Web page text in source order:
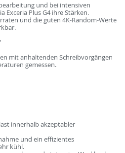
und bei intensiven
Exceria Plus G4 ihre Stärken.
und die guten 4K-Random-Werte
mit anhaltenden Schreibvorgängen
gemessen.
innerhalb akzeptabler
und ein effizientes
kühl.